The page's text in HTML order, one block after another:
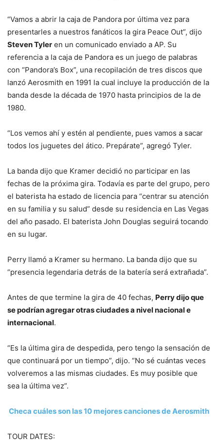
“Vamos a abrir la caja de Pandora por última vez para
presentarles a nuestros fanáticos la gira Peace Out”, dijo
Steven Tyler en un comunicado enviado a AP. Su
referencia a la caja de Pandora es un juego de palabras
con “Pandora’s Box”, una recopilación de tres discos que
lanzó Aerosmith en 1991 la cual incluye la producción de la
banda desde la década de 1970 hasta principios de la de
1980.
“Los vemos ahí y estén al pendiente, pues vamos a sacar
todos los juguetes del ático. Prepárate”, agregó Tyler.
La banda dijo que Kramer decidió no participar en las
fechas de la próxima gira. Todavía es parte del grupo, pero
el baterista ha estado de licencia para “centrar su atención
en su familia y su salud” desde su residencia en Las Vegas
del año pasado. El baterista John Douglas seguirá tocando
en su lugar.
Perry llamó a Kramer su hermano. La banda dijo que su
“presencia legendaria detrás de la batería será extrañada”.
Antes de que termine la gira de 40 fechas, Perry dijo que
se podrían agregar otras ciudades a nivel nacional e
internacional.
“Es la última gira de despedida, pero tengo la sensación de
que continuará por un tiempo”, dijo. “No sé cuántas veces
volveremos a las mismas ciudades. Es muy posible que
sea la última vez”.
Checa cuáles son las 10 mejores canciones de Aerosmith
TOUR DATES: